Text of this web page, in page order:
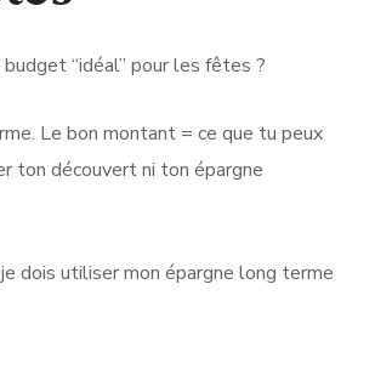
“idéal” pour les fêtes ?
Le bon montant = ce que tu peux
ton découvert ni ton épargne
dois utiliser mon épargne long terme